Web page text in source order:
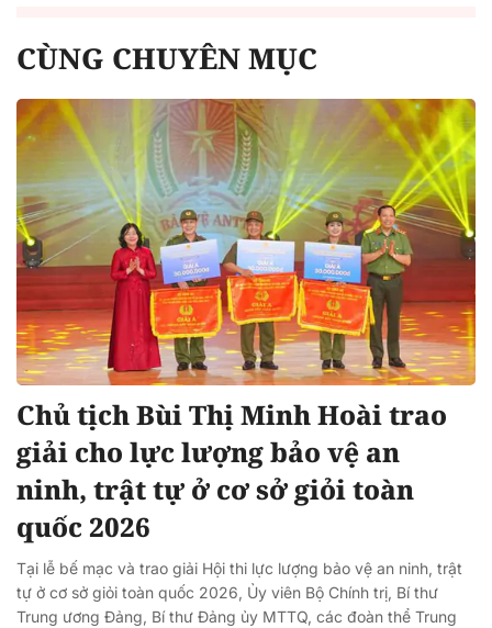
CÙNG CHUYÊN MỤC
Chủ tịch Bùi Thị Minh Hoài trao
giải cho lực lượng bảo vệ an
ninh, trật tự ở cơ sở giỏi toàn
quốc 2026
Tại lễ bế mạc và trao giải Hội thi lực lượng bảo vệ an ninh, trật
tự ở cơ sở giỏi toàn quốc 2026, Ủy viên Bộ Chính trị, Bí thư
Trung ương Đảng, Bí thư Đảng ủy MTTQ, các đoàn thể Trung